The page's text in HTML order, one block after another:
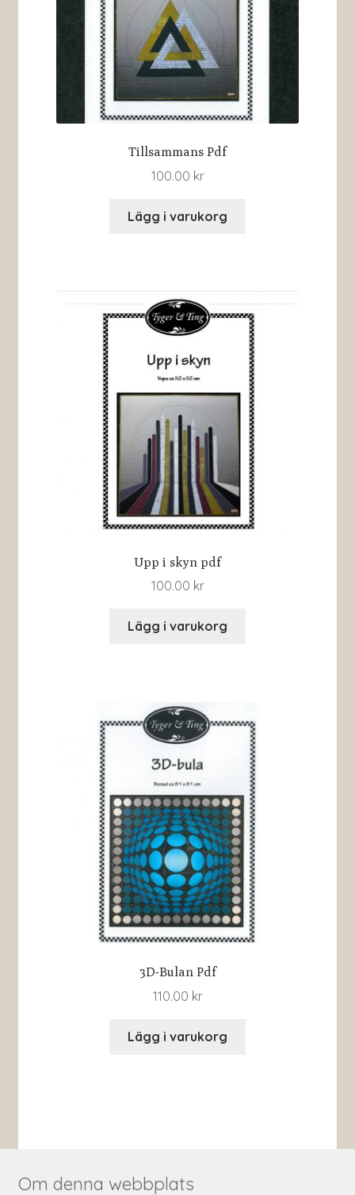
Tillsammans Pdf
100.00 kr
Lägg i varukorg
Upp i skyn pdf
100.00 kr
Lägg i varukorg
3D-Bulan Pdf
110.00 kr
Lägg i varukorg
Om denna webbplats